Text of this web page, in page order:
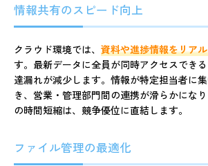
情報共有のスピード向上
クラウド環境では、 資料や進捗情報をリア
す。最新データに全員が同時アクセスでき
達漏れが減少します。情報が特定担当者に
き、営業・管理部門間の連携が滑らかにな
の時間短縮は、競争優位に直結します。
ファイル管理の最適化